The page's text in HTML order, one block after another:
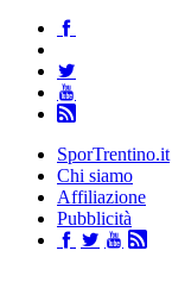
SporTrentino.it
Chi siamo
Affiliazione
Pubblicità